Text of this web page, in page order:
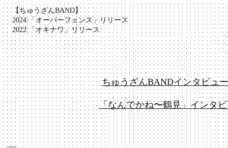
【ちゅうざんBAND】
2024:「オーバーフェンス」リリース
​2022:「オキナワ」リリース
ちゅうざんBANDインタビュ
「なんでかね〜鶴見」インタ